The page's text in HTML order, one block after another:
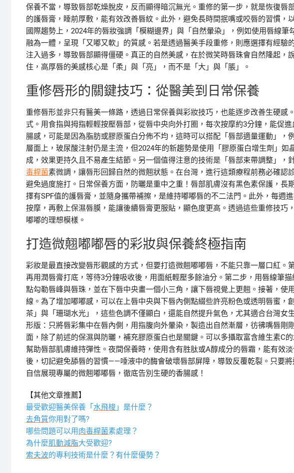
保養不當，導致唇部乾燥脫皮，反而顯得暗沉無光。重修的第一步，就是恢復唇
的護唇膏，睡前厚敷，能有效改善唇紋。此外，避免長時間抿嘴或咬唇的習慣，
國際趨勢上，2024年的唇妝強調「模糊邊界」與「自然暈染」，例如使用唇線
融為一體，呈現「又嘟又軟」的質感。若是透過醫美手段重修，則應選擇有經驗
注入過多，導致唇部顯得僵硬。真正的自然美感，在於微笑時唇珠會自然隆起，
住，高厚唇的美感核心是「柔」與「亮」，而不是「大」與「脹」。
重修唇形的關鍵技巧：從醫美到日常保養
重修唇形並非只有醫美一條路，透過日常保養與彩妝技巧，也能逐步改善生硬感
式。用食指與拇指輕輕按壓唇部，從唇中央向外打圈，每次按摩約3分鐘，能促
腸感，可能是因為脂肪或膠原蛋白分佈不均，這時可以搭配「唇部適量運動」，
層面上，玻尿酸注射仍是主流，但2024年的新趨勢是使用「膠原蛋白增生劑」如
成，效果更持久且不易產生結節。另一個值得注意的技術是「唇部束帶調整」，
毒桿菌素微調，讓唇形回歸自然的微翹狀態。在台灣，進行這類療程前務必確認
避免過度施打。日常保養方面，防曬是重中之重！唇部肌膚沒有黑色素保護，長
擇有SPF值的護唇膏，並隨身攜帶補擦，是維持嘟嘟唇的不二法門。此外，每週
按摩，再敷上保濕唇膜，能讓後續唇膏更服貼，顯色度更高。透過這些重修技巧
嘟嘟的理想模樣。
打造微翹嘟嘟唇的彩妝與保養終極指南
彩妝是最直接改變唇形觀感的方式，但要打造微翹嘟嘟唇，不能只靠一層口紅。
再用潤唇膏打底，等待3分鐘吸收後，用面紙輕壓多餘油分。第二步，用唇線筆
點勾勒唇峰與唇珠，並在下唇中央畫一個小三角，讓下唇視覺上更翹。接著，使
線。為了增加嘟嘟感，可以在上唇中央與下唇內側點綴些許亮粉色或透明唇蜜，
茶」與「珊瑚水光」，這些色調不僅顯白，還能自然提升氣色，尤其適合台灣女
形版：只將唇彩集中在唇內側，用指腹向外暈染，製造出自然漸層，彷彿嘴唇剛
面，除了前述的保濕與防曬，補充膠原蛋白也是關鍵。可以多攝取富含維生素C
幫助唇部肌膚維持彈性。夜間保養時，使用含有胜肽或A醇成分的唇霜，能有效
後，切記避免舔唇的習慣——唾液中的酶會破壞唇部屏障，導致反覆乾裂。只要
自信展現專屬的微翹嘟嘟唇，徹底告別生硬的香腸感！
【其他文章推薦】
最受歡迎醫美保養「 水飛梭 」是什麼？
去角質你用對了嗎?
哪些問題可以用肉毒桿菌素處理？
為什麼肌動減脂大受歡迎?
索夫波的專利技術是什麼？有什麼優勢？